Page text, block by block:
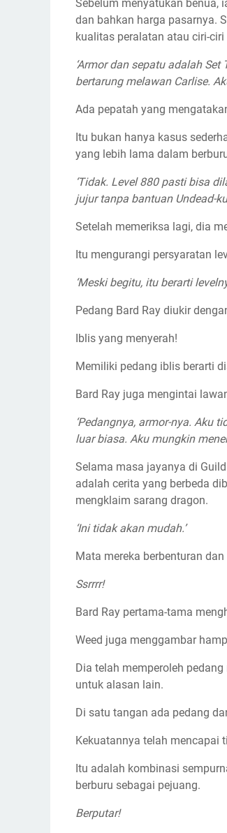
Sebelum menyatukan benua,
dan bahkan harga pasarnya.
kualitas peralatan atau ciri-ciri
‘Armor dan sepatu adalah
bertarung melawan Carlise.
Ada pepatah yang
Itu bukan hanya kasus
yang lebih lama dalam
‘Tidak. Level 880 pasti bisa
jujur ​​tanpa bantuan Undead-
Setelah memeriksa lagi, dia
Itu mengurangi persyaratan
‘Meski begitu, itu berarti
Pedang Bard Ray diukir
Iblis yang menyerah!
Memiliki pedang iblis berarti
Bard Ray juga mengintai
‘Pedangnya, armor-nya. Aku
luar biasa. Aku mungkin
Selama masa jayanya di
adalah cerita yang berbeda
mengklaim sarang dragon.
‘Ini tidak akan mudah.’
Mata mereka berbenturan
Ssrrrr!
Bard Ray pertama-tama
Weed juga menggambar
Dia telah memperoleh
untuk alasan lain.
Di satu tangan ada pedang
Kekuatannya telah mencapai
Itu adalah kombinasi
berburu sebagai pejuang.
Berputar!